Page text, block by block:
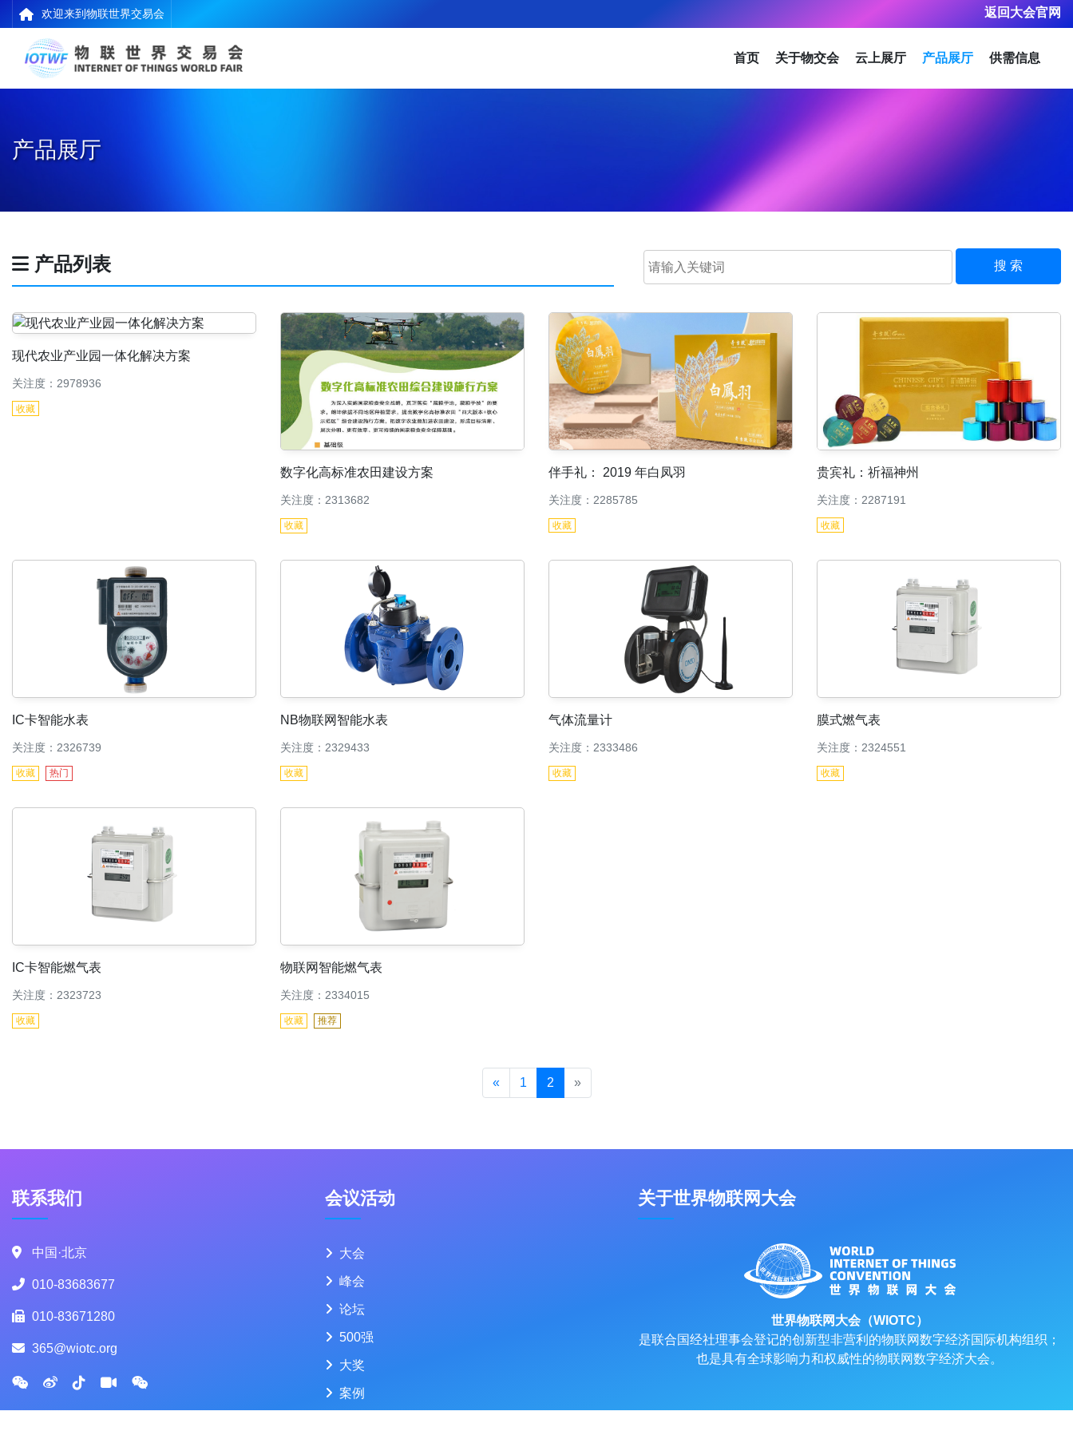
欢迎来到物联世界交易会 返回大会官网
首页 关于物交会 云上展厅 产品展厅 供需信息
产品展厅
产品列表 搜 索
现代农业产业园一体化解决方案
关注度：2978936
收藏
数字化高标准农田建设方案
关注度：2313682
收藏
伴手礼： 2019 年白凤羽
关注度：2285785
收藏
贵宾礼：祈福神州
关注度：2287191
收藏
IC卡智能水表
关注度：2326739
收藏 热门
NB物联网智能水表
关注度：2329433
收藏
气体流量计
关注度：2333486
收藏
膜式燃气表
关注度：2324551
收藏
IC卡智能燃气表
关注度：2323723
收藏
物联网智能燃气表
关注度：2334015
收藏 推荐
« 1 2 »
联系我们
中国·北京
010-83683677
010-83671280
365@wiotc.org
会议活动
大会
峰会
论坛
500强
大奖
案例
关于世界物联网大会
世界物联网大会（WIOTC）
是联合国经社理事会登记的创新型非营利的物联网数字经济国际机构组织；
也是具有全球影响力和权威性的物联网数字经济大会。